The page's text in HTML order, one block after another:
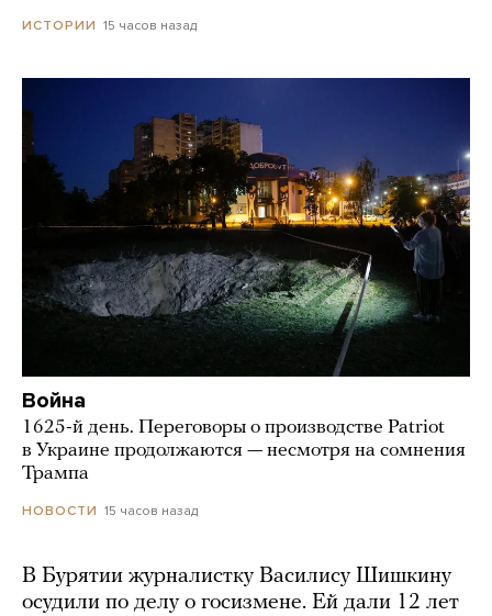
ИСТОРИИ 15 часов назад
Война
1625-й день. Переговоры о производстве Patriot
в Украине продолжаются — несмотря на сомнения
Трампа
НОВОСТИ 15 часов назад
В Бурятии журналистку Василису Шишкину
осудили по делу о госизмене. Ей дали 12 лет